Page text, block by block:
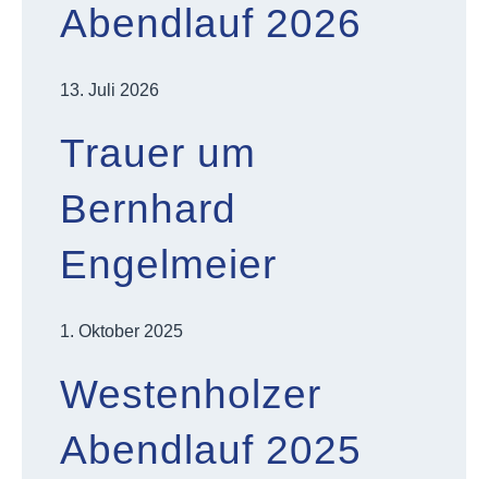
Abendlauf 2026
13. Juli 2026
Trauer um
Bernhard
Engelmeier
1. Oktober 2025
Westenholzer
Abendlauf 2025